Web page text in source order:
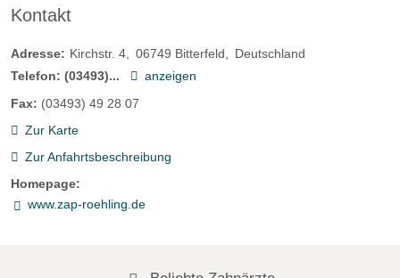
Kontakt
Adresse: Kirchstr. 4 06749 Bitterfeld
Deutschland
Telefon: (03493)...
anzeigen
Fax: (03493) 49 28 07
Zur Karte
Zur Anfahrtsbeschreibung
Homepage:
www.zap-roehling.de